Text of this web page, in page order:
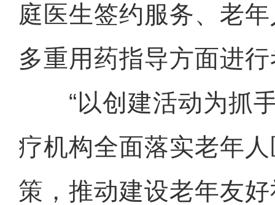
庭医生签约服务、老
多重用药指导方面进
“以创建活动为抓手
疗机构全面落实老年
策，推动建设老年友